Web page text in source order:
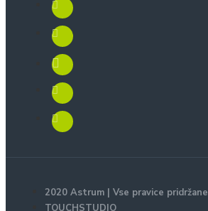
2020 Astrum | Vse pravice pridržane
TOUCHSTUDIO